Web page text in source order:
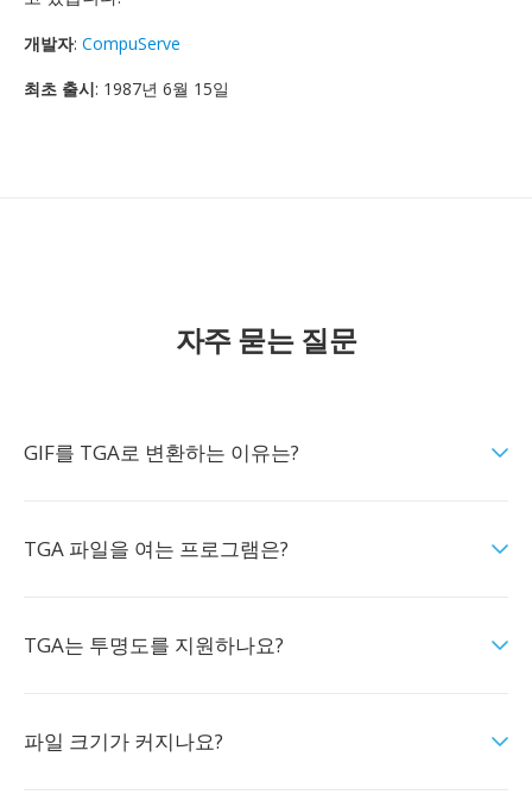
개발자: CompuServe
최초 출시: 1987년 6월 15일
자주 묻는 질문
GIF를 TGA로 변환하는 이유는?
TGA 파일을 여는 프로그램은?
TGA는 투명도를 지원하나요?
파일 크기가 커지나요?